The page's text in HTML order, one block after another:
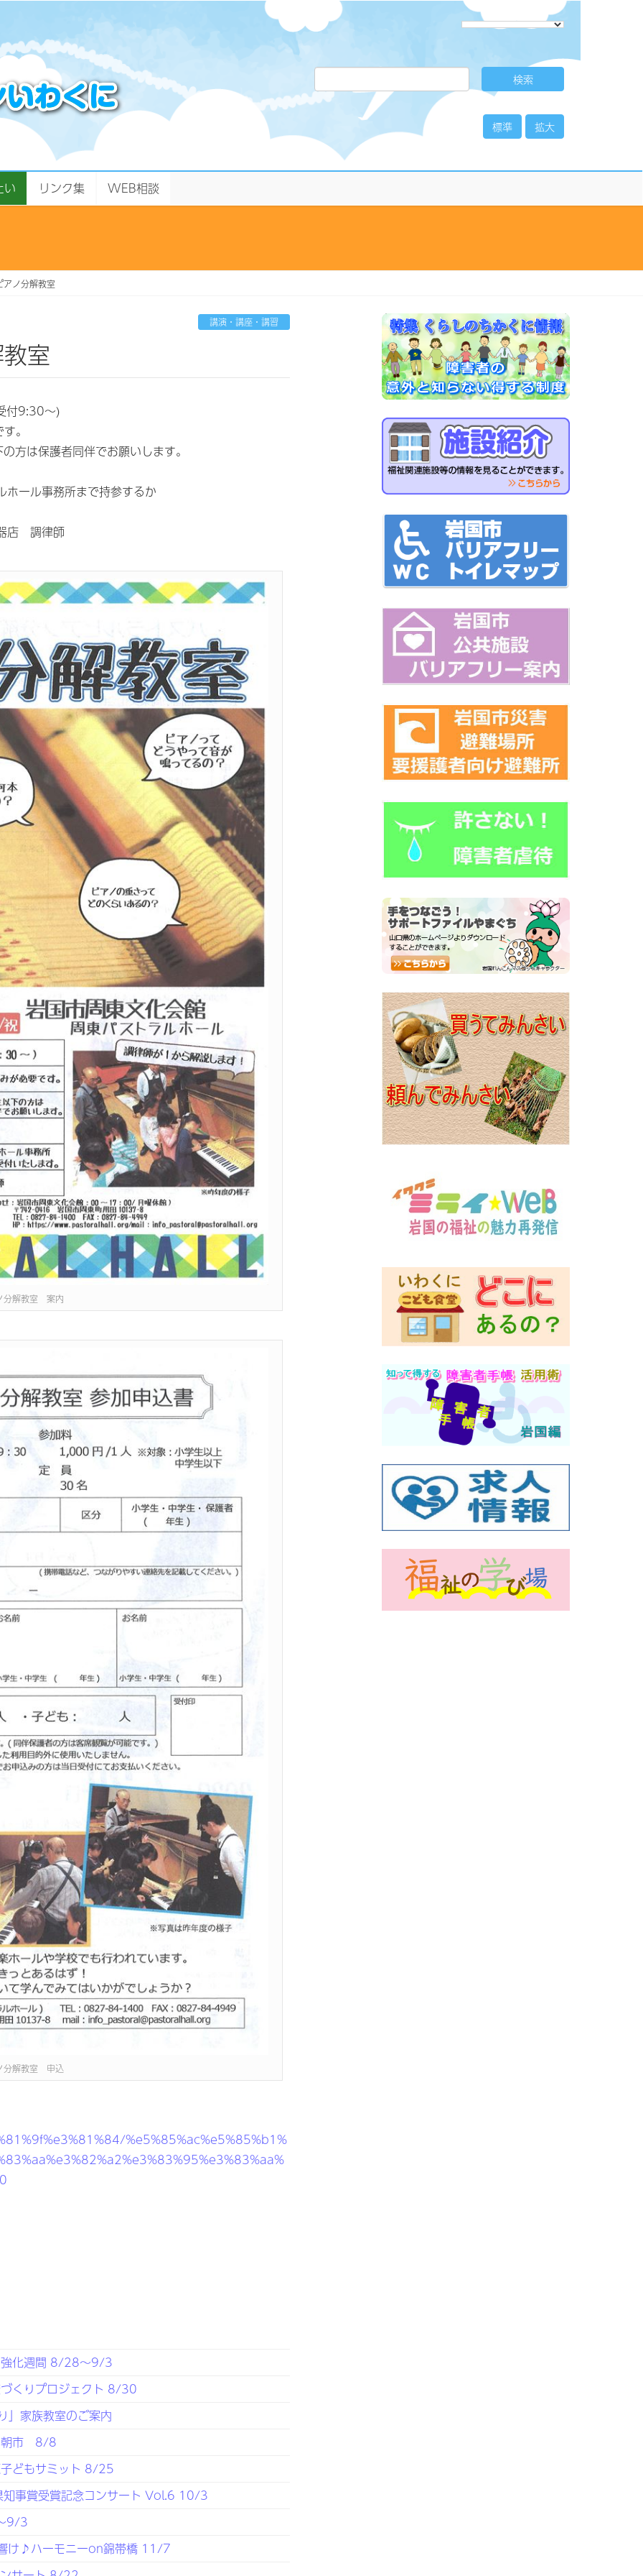
標準 拡大
い リンク集 WEB相談
ノ分解教室
講演・講座・講習
室
付9:30～)
。
は保護者同伴でお願いします。
ホール事務所まで持参するか
調律師
分解教室 案内
分解教室 申込
%e5%85%ac%e5%85%b1%
強化週間 8/28～9/3
くりプロジェクト 8/30
」家族教室のご案内
朝市 8/8
どもサミット 8/25
知事賞受賞記念コンサート Vol.6 10/3
9/3
け♪ハーモニーon錦帯橋 11/7